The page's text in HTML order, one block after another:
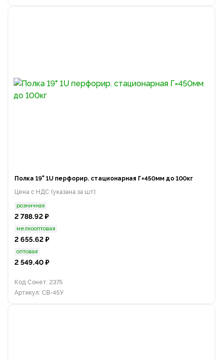
Полка 19" 1U перфорир. стационарная Г=450мм до 100кг
Цена с НДС (указана за шт):
розничная
2 788.92 ₽
мелкооптовая
2 655.62 ₽
оптовая
2 549.40 ₽
Код Сонет: 2375
Артикул: СВ-45У